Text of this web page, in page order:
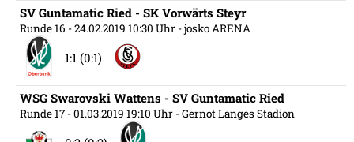
SV Guntamatic Ried - SK Vorwärts Steyr
Runde 16 - 24.02.2019 10:30 Uhr - josko ARENA
1:1 (0:1)
WSG Swarovski Wattens - SV Guntamatic Ried
Runde 17 - 01.03.2019 19:10 Uhr - Gernot Langes Stadion